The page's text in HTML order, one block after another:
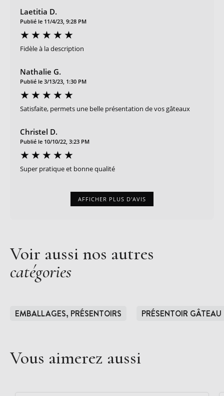
Laetitia D.
Publié le 11/4/23, 9:28 PM
Fidèle à la description
Nathalie G.
Publié le 3/13/23, 1:30 PM
Satisfaite, permets une belle présentation de vos gâteaux
Christel D.
Publié le 10/10/22, 3:23 PM
Super pratique et bonne qualité
AFFICHER PLUS D'AVIS
Voir aussi nos autres
catégories
EMBALLAGES, PRÉSENTOIRS PRÉSENTOIR
Vous aimerez aussi